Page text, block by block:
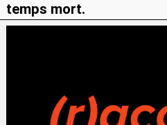
temps mort.